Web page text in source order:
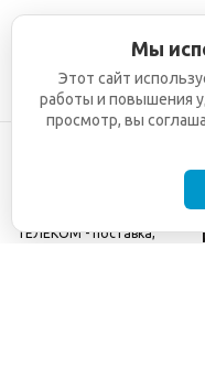
ТЕЛЕКОМ - поставка,
Мы
Этот сайт
работы и повышения
просмотр, вы